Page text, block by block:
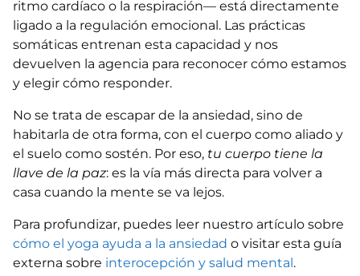
ritmo cardíaco o la respiración— está directamente
ligado a la regulación emocional. Las prácticas
somáticas entrenan esta capacidad y nos
devuelven la agencia para reconocer cómo estamos
y elegir cómo responder.
No se trata de escapar de la ansiedad, sino de
habitarla de otra forma, con el cuerpo como aliado y
el suelo como sostén. Por eso, tu cuerpo tiene la
llave de la paz: es la vía más directa para volver a
casa cuando la mente se va lejos.
Para profundizar, puedes leer nuestro artículo sobre
cómo el yoga ayuda a la ansiedad o visitar esta guía
externa sobre interocepción y salud mental.